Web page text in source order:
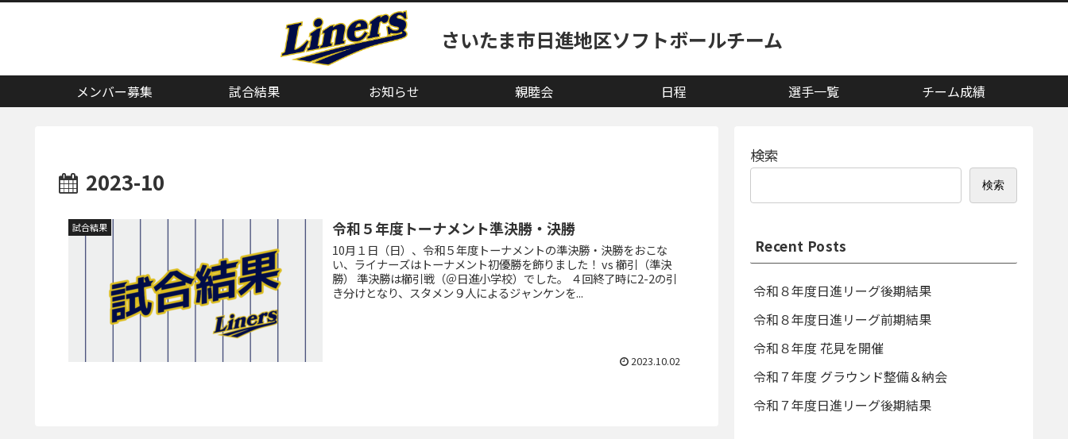
さいたま市日進地区ソフトボールチーム
メンバー募集 試合結果 お知らせ 親睦会 日程 選手一覧 チーム成績
2023-10
試合結果 令和５年度トーナメント準決勝・決勝
10月１日（日）、令和５年度トーナメントの準決勝・決勝をおこな
い、ライナーズはトーナメント初優勝を飾りました！ vs 櫛引（準決
勝） 準決勝は櫛引戦（＠日進小学校）でした。 ４回終了時に2-2の引
き分けとなり、スタメン９人によるジャンケンを...
2023.10.02
検索
検索
Recent Posts
令和８年度日進リーグ後期結果
令和８年度日進リーグ前期結果
令和８年度 花見を開催
令和７年度 グラウンド整備＆納会
令和７年度日進リーグ後期結果